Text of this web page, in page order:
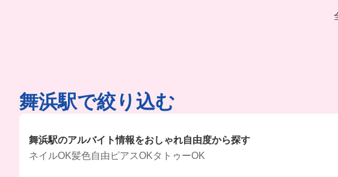
舞浜駅で絞り込む
舞浜駅のアルバイト情報をおしゃれ自由度から探す
ネイルOK髪色自由 ピアスOKタトゥーOK